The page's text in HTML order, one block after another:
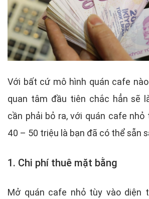
Với bất cứ mô hình quán cafe
quan tâm đầu tiên chắc hẳn sẽ
cần phải bỏ ra, với quán cafe
40 – 50 triệu là bạn đã có thể sẵn
1. Chi phí thuê mặt bằng
Mở quán cafe nhỏ tùy vào diện